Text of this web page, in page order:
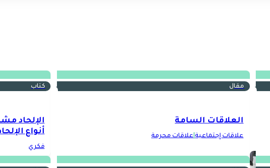
كتاب
أنواع
فكري
مقال
العلاقات السامة
علاقات إجتماعية| علاقات محرمة